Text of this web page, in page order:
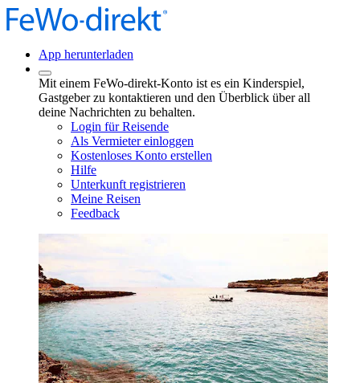
App herunterladen
Mit einem FeWo-direkt-Konto ist es ein Kinderspiel,
Gastgeber zu kontaktieren und den Überblick über all
deine Nachrichten zu behalten.
Login für Reisende
Als Vermieter einloggen
Kostenloses Konto erstellen
Hilfe
Unterkunft registrieren
Meine Reisen
Feedback